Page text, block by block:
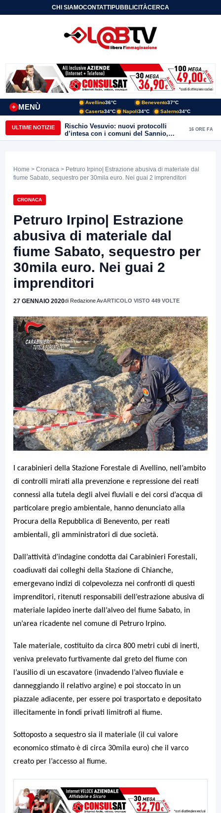
CHI SIAMOCONTATTIPUBBLICITÀCERCA
MENÙ
+
Avellino36°C Benevento37°C
Caserta34°C Napoli34°C Salerno34°C
ULTIME NOTIZIE
Rischio Vesuvio: nuovi protocolli
d’intesa con i comuni del Sannio,
firmato il protocollo con Arpaise
16 ORE FA
Home > Cronaca > Petruro Irpino| Estrazione abusiva di materiale dal
fiume Sabato, sequestro per 30mila euro. Nei guai 2 imprenditori
CRONACA
Petruro Irpino| Estrazione
abusiva di materiale dal
fiume Sabato, sequestro per
30mila euro. Nei guai 2
imprenditori
27 GENNAIO 2020di Redazione AvARTICOLO VISTO 449 VOLTE
I carabinieri della Stazione Forestale di Avellino, nell’ambito
di controlli mirati alla prevenzione e repressione dei reati
connessi alla tutela degli alvei fluviali e dei corsi d’acqua di
particolare pregio ambientale, hanno denunciato alla
Procura della Repubblica di Benevento, per reati
ambientali, gli amministratori di due società.
Dall’attività d’indagine condotta dai Carabinieri Forestali,
coadiuvati dai colleghi della Stazione di Chianche,
emergevano indizi di colpevolezza nei confronti di questi
imprenditori, ritenuti responsabili dell’estrazione abusiva di
materiale lapideo inerte dall’alveo del fiume Sabato, in
un’area ricadente nel comune di Petruro Irpino.
Tale materiale, costituito da circa 800 metri cubi di inerti,
veniva prelevato furtivamente dal greto del fiume con
l’ausilio di un escavatore (invadendo l’alveo fluviale e
danneggiando il relativo argine) e poi stoccato in un
piazzale adiacente, per essere poi trasportato e depositato
illecitamente in fondi privati limitrofi al fiume.
Sottoposto a sequestro sia il materiale (il cui valore
economico stimato è di circa 30mila euro) che il varco
creato per l’accesso al fiume.